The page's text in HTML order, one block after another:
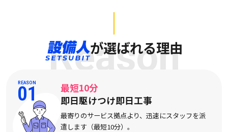
Reason
が選ばれる理由
REASON
01
最短10分
即日駆けつけ即日工事
最寄りのサービス拠点より、迅速にスタッフを派
遣します（最短10分）。